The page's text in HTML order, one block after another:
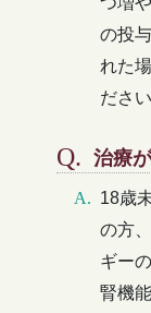
の投
れた
ださい
治療
18歳
の方
ギー
腎機